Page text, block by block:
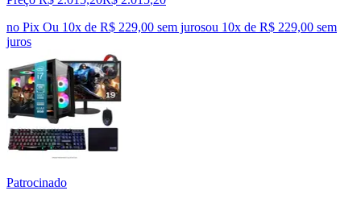
no Pix Ou 10x de R$ 229,00 sem jurosou 10x de R$ 229,00 sem
juros
Patrocinado